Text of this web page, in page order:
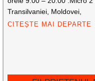
Transilvaniei, Moldovei,
CITEȘTE MAI DEPARTE